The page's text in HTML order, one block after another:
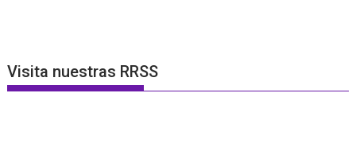
Visita nuestras RRSS